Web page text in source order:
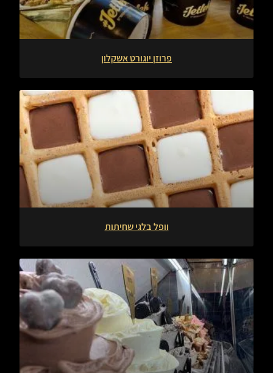
פרוזן יוגורט אשקלון
וופל בלגי שחיתות